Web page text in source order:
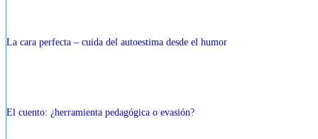
La cara perfecta – cuida del autoestima desde el humor
El cuento: ¿herramienta pedagógica o evasión?